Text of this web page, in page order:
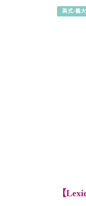
美式/義
【